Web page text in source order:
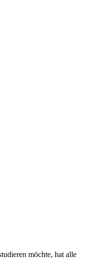
möchte, hat alle